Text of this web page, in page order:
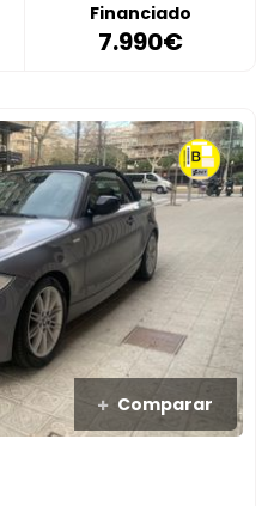
Financiado
7.990€
Comparar